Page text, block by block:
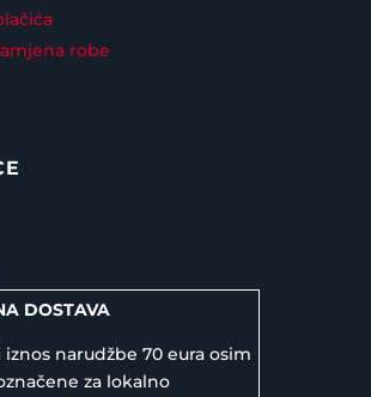
robe
DOSTAVA
narudžbe 70 eura osim
za lokalno